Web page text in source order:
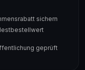
sichern
geprüft